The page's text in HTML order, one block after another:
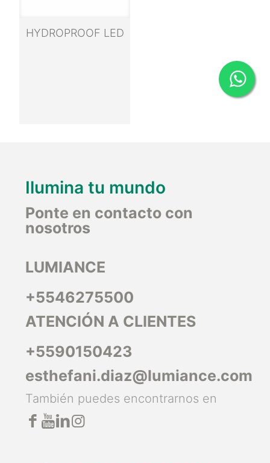
HYDROPROOF LED
Ilumina tu mundo
Ponte en contacto con
nosotros
LUMIANCE
+5546275500
ATENCIÓN A CLIENTES
+5590150423
esthefani.diaz@lumiance.com
También puedes encontrarnos en